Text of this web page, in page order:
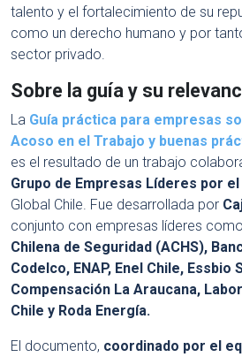
talento y el fortalecimiento de su
como un derecho humano y por
sector privado.
Sobre la guía y su
La Guía práctica para empresas
Acoso en el Trabajo y buenas
es el resultado de un trabajo
Grupo de Empresas Líderes por el
Global Chile. Fue desarrollada por
conjunto con empresas líderes
Chilena de Seguridad (ACHS),
Codelco, ENAP, Enel Chile, Essbio
Compensación La Araucana,
Chile y Roda Energía.
El documento, coordinado por el